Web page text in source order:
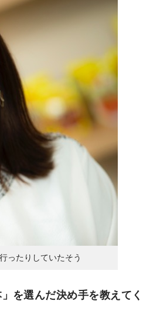
ったりしていたそう
を選んだ決め手を教えてく